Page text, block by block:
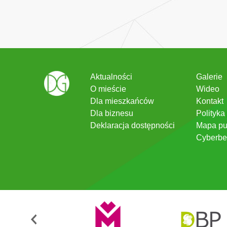
Aktualności
O mieście
Dla mieszkańców
Dla biznesu
Deklaracja dostępności
Galerie
Wideo
Kontakt
Mapa